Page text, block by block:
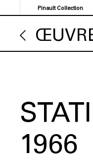
au
contenu
principal
Pinault Collection
1966